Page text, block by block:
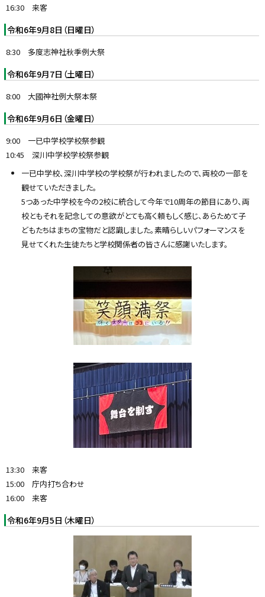
16:30 来客
令和6年9月8日（日曜日）
8:30 多度志神社秋季例大祭
令和6年9月7日（土曜日）
8:00 大國神社例大祭本祭
令和6年9月6日（金曜日）
9:00 一已中学校学校祭参観
10:45 深川中学校学校祭参観
一已中学校、深川中学校の学校祭が行われましたので、両校の一部を
観せていただきました。
5つあった中学校を今の2校に統合して今年で10周年の節目にあり、両
校ともそれを記念しての意欲がとても高く頼もしく感じ、あらためて子
どもたちはまちの宝物だと認識しました。素晴らしいパフォーマンスを
見せてくれた生徒たちと学校関係者の皆さんに感謝いたします。
13:30 来客
15:00 庁内打ち合わせ
16:00 来客
令和6年9月5日（木曜日）